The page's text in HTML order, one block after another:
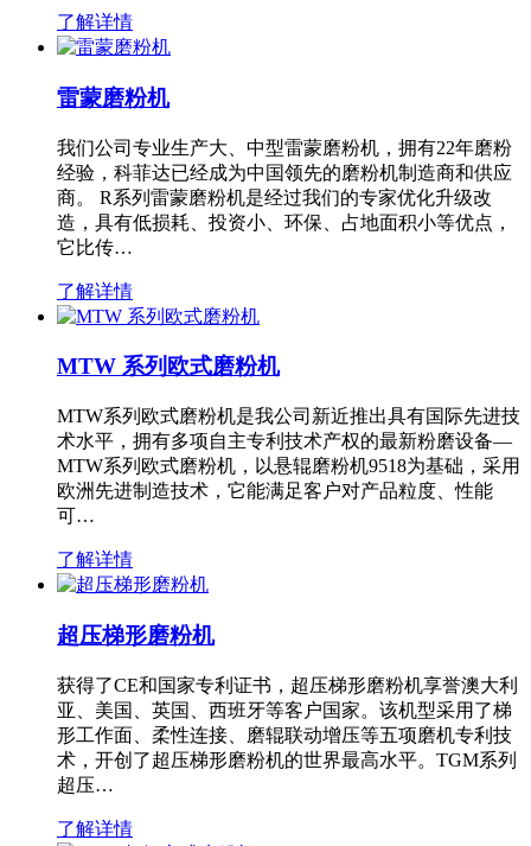
了解详情
雷蒙磨粉机
我们公司专业生产大、中型雷蒙磨粉机，拥有22年磨粉
经验，科菲达已经成为中国领先的磨粉机制造商和供应
商。 R系列雷蒙磨粉机是经过我们的专家优化升级改
造，具有低损耗、投资小、环保、占地面积小等优点，
它比传…
了解详情
MTW 系列欧式磨粉机
MTW系列欧式磨粉机是我公司新近推出具有国际先进技
术水平，拥有多项自主专利技术产权的最新粉磨设备—
MTW系列欧式磨粉机，以悬辊磨粉机9518为基础，采用
欧洲先进制造技术，它能满足客户对产品粒度、性能
可…
了解详情
超压梯形磨粉机
获得了CE和国家专利证书，超压梯形磨粉机享誉澳大利
亚、美国、英国、西班牙等客户国家。该机型采用了梯
形工作面、柔性连接、磨辊联动增压等五项磨机专利技
术，开创了超压梯形磨粉机的世界最高水平。TGM系列
超压…
了解详情